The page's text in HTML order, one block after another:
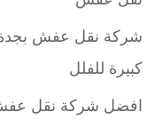
كبيرة للفلل
افضل شركة نقل